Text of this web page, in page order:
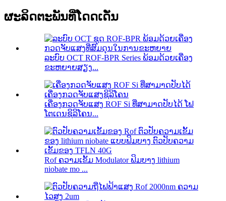
ຜະລິດຕະພັນທີ່ໂດດເດັ່ນ
ລະບົບ OCT ROF-BPR Series ພ້ອມດ້ວຍເຄື່ອງ
ຂະຫຍາຍສຽງ...
ເຄື່ອງກວດຈັບແສງ ROF Si ທີ່ສາມາດປັບໄດ້ ໂຟ
ໂຕເດນຊິລິໂຄນ...
Rof ຄວາມເຂັ້ມ Modulator ຟິມບາງ lithium
niobate mo ...